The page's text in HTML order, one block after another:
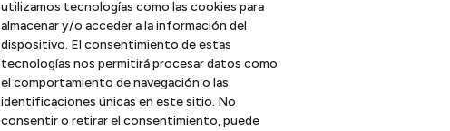
utilizamos tecnologías como las cookies para
almacenar y/o acceder a la información del
dispositivo. El consentimiento de estas
tecnologías nos permitirá procesar datos como
el comportamiento de navegación o las
identificaciones únicas en este sitio. No
consentir o retirar el consentimiento, puede
¿Qué es el shared management y cómo puede
¿Cuándo es recomendable contratar servicios de